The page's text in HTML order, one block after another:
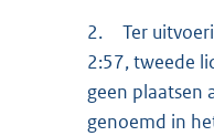
2.
Ter
2:57, tweede
geen plaatsen
genoemd in